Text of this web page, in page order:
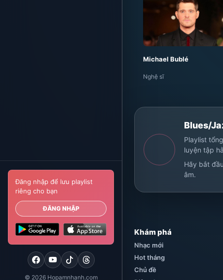
Đăng nhập để lưu playlist
riêng cho bạn
ĐĂNG NHẬP
© 2026 Hopamnhanh.com
Michael Bublé
Nghệ sĩ
Blues/
Playlist
luyện tập
Hãy bắt
âm.
Khám phá
Nhạc mới
Hot tháng
Chủ đề